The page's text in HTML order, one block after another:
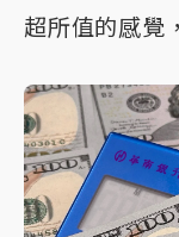
超所值的感覺